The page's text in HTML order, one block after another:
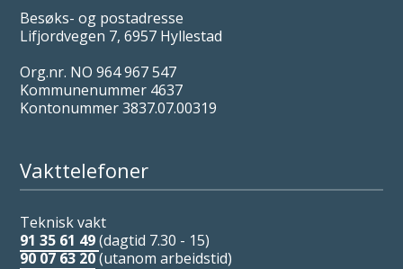
Besøks- og postadresse
Lifjordvegen 7, 6957 Hyllestad
Org.nr. NO 964 967 547
Kommunenummer 4637
Kontonummer 3837.07.00319
Vakttelefoner
Teknisk vakt
91 35 61 49(dagtid 7.30 - 15)
90 07 63 20(utanom arbeidstid)